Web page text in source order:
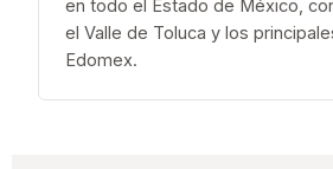
en todo el Estado de México,
el Valle de Toluca y los
Edomex.